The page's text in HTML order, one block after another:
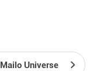
Mailo Universe